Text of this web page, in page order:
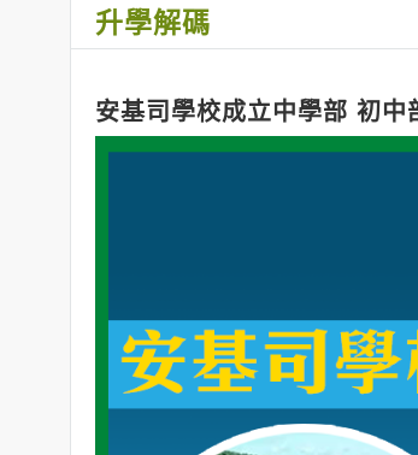
升學解碼
安基司學校成立中學部 初